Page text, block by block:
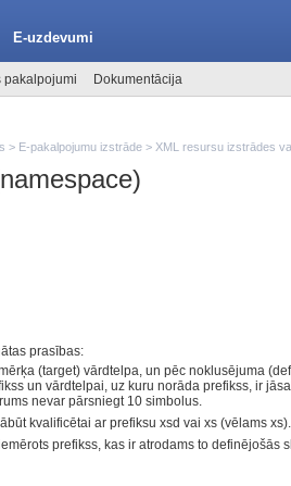
E-uzdevumi
pakalpojumi Dokumentācija
> E-pakalpojumu izstrāde > XML resursu izstrādes
prasības:
(target) vārdtelpa, un pēc noklusējuma
un vārdtelpai, uz kuru norāda prefikss, ir
nevar pārsniegt 10 simbolus.
kvalificētai ar prefiksu xsd vai xs (vēlams xs).
prefikss, kas ir atrodams to definējošās